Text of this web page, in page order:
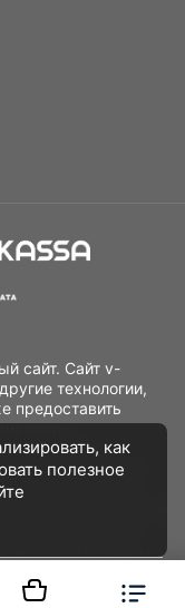
сайт. Сайт v-
технологии,
предоставить
повысить
Если
данные
их использование
как
полезное